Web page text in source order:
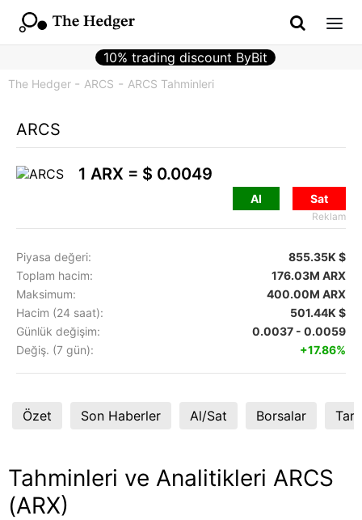
10% trading discount ByBit
The Hedger ARCS ARCS Tahminleri
ARCS
1 ARX = $ 0.0049
Al Sat
Reklam
Piyasa değeri:
855.35K $
Toplam hacim:
176.03M ARX
Maksimum:
400.00M ARX
Hacim (24 saat):
501.44K $
Günlük değişim:
0.0037 - 0.0059
Değiş. (7 gün):
+17.86%
Özet Son Haberler Al/Sat Borsalar
Tahminleri ve Analitikleri ARCS
(ARX)